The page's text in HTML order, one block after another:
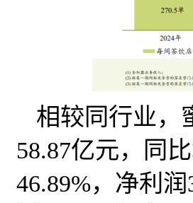
相较同行业，
58.87亿元，同
46.89%，净利